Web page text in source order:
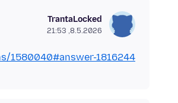
TrantaLocked
8.5.2026, 21:53
1580040#answer-1816244